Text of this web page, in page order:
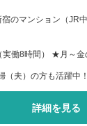
のマンション（JR
働8時間） ★月～金
（夫）の方も活躍中！
詳細を見る